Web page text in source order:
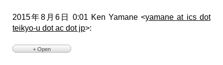
2015年8月6日 0:01 Ken Yamane <yamane at ics dot
teikyo-u dot ac dot jp>:
+ Open